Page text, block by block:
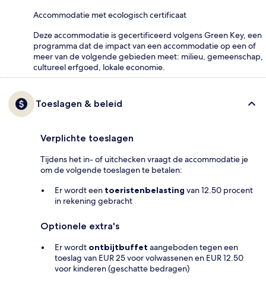
Accommodatie met ecologisch certificaat
Deze accommodatie is gecertificeerd volgens Green Key, een
programma dat de impact van een accommodatie op een of
meer van de volgende gebieden meet: milieu, gemeenschap,
cultureel erfgoed, lokale economie.
Toeslagen & beleid
Verplichte toeslagen
Tijdens het in- of uitchecken vraagt de accommodatie je
om de volgende toeslagen te betalen:
Er wordt een toeristenbelasting van 12.50 procent
in rekening gebracht
Optionele extra's
Er wordt ontbijtbuffet aangeboden tegen een
toeslag van EUR 25 voor volwassenen en EUR 12.50
voor kinderen (geschatte bedragen)